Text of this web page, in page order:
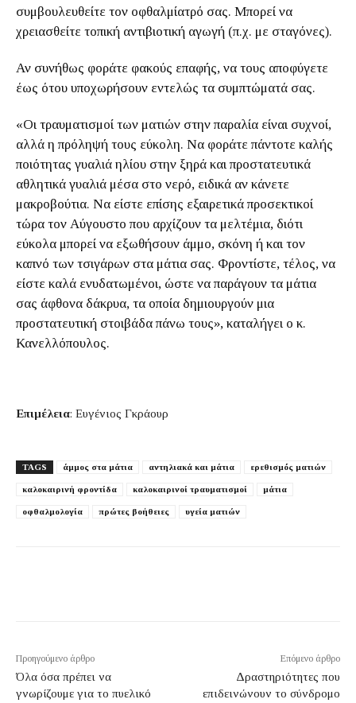
συμβουλευθείτε τον οφθαλμίατρό σας. Μπορεί να
χρειασθείτε τοπική αντιβιοτική αγωγή (π.χ. με σταγόνες).
Αν συνήθως φοράτε φακούς επαφής, να τους αποφύγετε
έως ότου υποχωρήσουν εντελώς τα συμπτώματά σας.
«Οι τραυματισμοί των ματιών στην παραλία είναι συχνοί,
αλλά η πρόληψή τους εύκολη. Να φοράτε πάντοτε καλής
ποιότητας γυαλιά ηλίου στην ξηρά και προστατευτικά
αθλητικά γυαλιά μέσα στο νερό, ειδικά αν κάνετε
μακροβούτια. Να είστε επίσης εξαιρετικά προσεκτικοί
τώρα τον Αύγουστο που αρχίζουν τα μελτέμια, διότι
εύκολα μπορεί να εξωθήσουν άμμο, σκόνη ή και τον
καπνό των τσιγάρων στα μάτια σας. Φροντίστε, τέλος, να
είστε καλά ενυδατωμένοι, ώστε να παράγουν τα μάτια
σας άφθονα δάκρυα, τα οποία δημιουργούν μια
προστατευτική στοιβάδα πάνω τους», καταλήγει ο κ.
Κανελλόπουλος.
Επιμέλεια: Ευγένιος Γκράουρ
TAGS άμμος στα μάτια αντηλιακά και μάτια ερεθισμός ματιών
καλοκαιρινή φροντίδα καλοκαιρινοί τραυματισμοί μάτια
οφθαλμολογία πρώτες βοήθειες υγεία ματιών
Προηγούμενο άρθρο
Όλα όσα πρέπει να
γνωρίζουμε για το πυελικό
Επόμενο άρθρο
Δραστηριότητες που
επιδεινώνουν το σύνδρομο